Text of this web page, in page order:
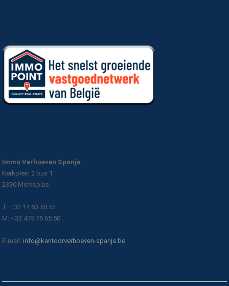
Immo Verhoeven Spanje
Kerkplein 2 bus 1
2330 Merksplas
T: +32 14 63 50 52
M: +32 475 75 65 50
E-mail: info@kantoorverhoeven-spanje.be